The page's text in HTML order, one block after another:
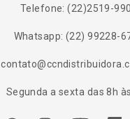
Telefone: (22)2519-
Whatsapp: (22) 99228-
Segunda a sexta das 8h